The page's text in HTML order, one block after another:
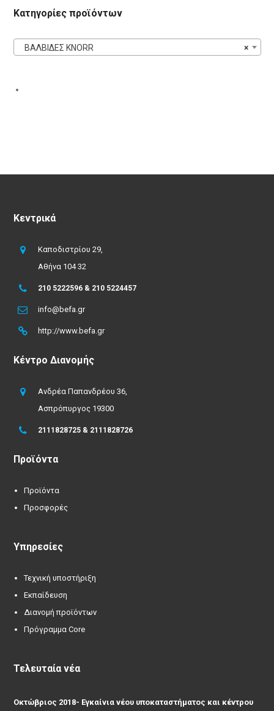
Κατηγορίες προϊόντων
×
ΒΑΛΒΙΔΕΣ KNORR
Κεντρικά
Καποδιστρίου 29,
Αθήνα 104 32
210 5222596 & 210 5224457
info@befa.gr
http://www.befa.gr
Κέντρο Διανομής
Ανδρέα Παπανδρέου 36,
Ασπρόπυργος 19300
2111828725 & 2111828726
Προϊόντα
Προϊόντα
Προσφορές
Υπηρεσίες
Τεχνική υποστήριξη
Εκπαίδευση
Διανομή προϊόντων
Πρόγραμμα Core
Τελευταία νέα
Οκτώβριος 2018- Εγκαίνια νέου υποκαταστήματος και κέντρου